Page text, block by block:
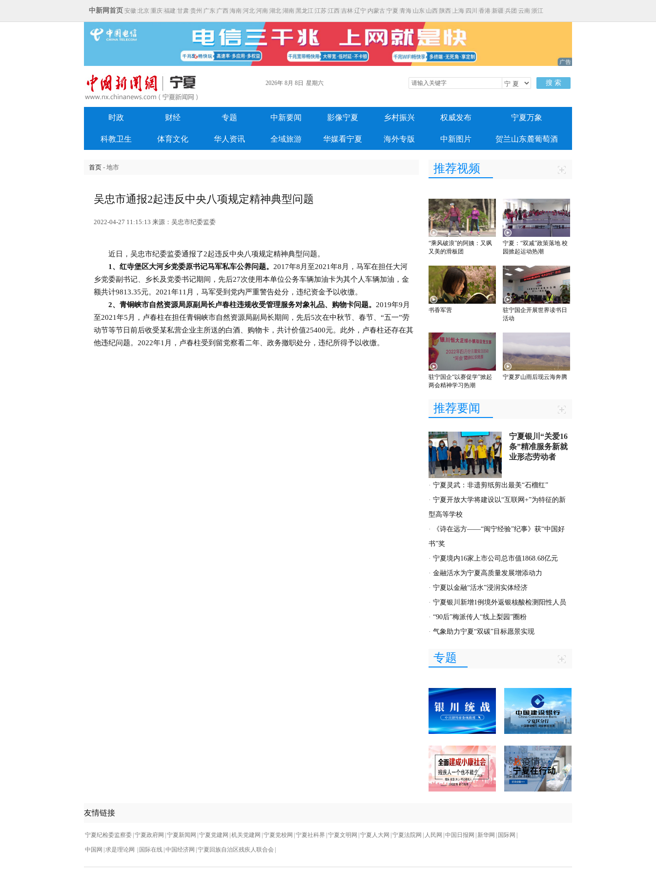
中新网首页 安徽 北京 重庆 福建 甘肃 贵州 广东 广西 海南 河北 河南 湖北 湖南 黑龙江 江苏 江西 吉林 辽宁 内蒙古 宁夏 青海 山东 山西 陕西 上海 四川 香港 新疆 兵团 云南 浙江
2026年 8月 8日 星期六 搜 索
时政 财经 专题 中新要闻 影像宁夏 乡村振兴 权威发布 宁夏万象
科教卫生 体育文化 华人资讯 全域旅游 华媒看宁夏 海外专版 中新图片 贺兰山东麓葡萄酒
首页 - 地市
吴忠市通报2起违反中央八项规定精神典型问题
2022-04-27 11:15:13 来源：吴忠市纪委监委
近日，吴忠市纪委监委通报了2起违反中央八项规定精神典型问题。
1、红寺堡区大河乡党委原书记马军私车公养问题。 2017年8月至2021年8月，马军在担任大河
乡党委副书记、乡长及党委书记期间，先后27次使用本单位公务车辆加油卡为其个人车辆加油，金
额共计9813.35元。2021年11月，马军受到党内严重警告处分，违纪资金予以收缴。
2、青铜峡市自然资源局原副局长卢春柱违规收受管理服务对象礼品、购物卡问题。 2019年9月
至2021年5月，卢春柱在担任青铜峡市自然资源局副局长期间，先后5次在中秋节、春节、“五一”劳
动节等节日前后收受某私营企业主所送的白酒、购物卡，共计价值25400元。此外，卢春柱还存在其
他违纪问题。2022年1月，卢春柱受到留党察看二年、政务撤职处分，违纪所得予以收缴。
推荐视频
“乘风破浪”的阿姨：又飒
又美的滑板团
宁夏：“双减”政策落地 校
园掀起运动热潮
书香军营
驻宁国企开展世界读书日
活动
驻宁国企“以赛促学”掀起
两会精神学习热潮
宁夏罗山雨后现云海奔腾
推荐要闻
宁夏银川“关爱16
条”精准服务新就
业形态劳动者
· 宁夏灵武：非遗剪纸剪出最美“石榴红”
· 宁夏开放大学将建设以“互联网+”为特征的新
型高等学校
·
《诗在远方——“闽宁经验”纪事》获“中国好
书”奖
· 宁夏境内16家上市公司总市值1868.68亿元
· 金融活水为宁夏高质量发展增添动力
· 宁夏以金融“活水”浸润实体经济
· 宁夏银川新增1例境外返银核酸检测阳性人员
· “90后”梅派传人“线上梨园”圈粉
· 气象助力宁夏“双碳”目标愿景实现
专题
友情链接
宁夏纪检委监察委 宁夏政府网 宁夏新闻网 宁夏党建网 机关党建网 宁夏党校网 宁夏社科界 宁夏文明网 宁夏人大网 宁夏法院网 人民网 中国日报网 新华网 国际网
中国网 求是理论网 国际在线 中国经济网 宁夏回族自治区残疾人联合会